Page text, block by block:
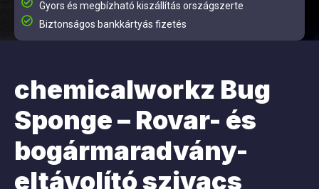
Gyors és megbízható kiszállítás országszerte
Biztonságos bankkártyás fizetés
chemicalworkz Bug
Sponge – Rovar- és
bogármaradvány-
eltávolító szivacs